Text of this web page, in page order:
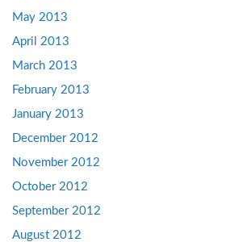
May 2013
April 2013
March 2013
February 2013
January 2013
December 2012
November 2012
October 2012
September 2012
August 2012